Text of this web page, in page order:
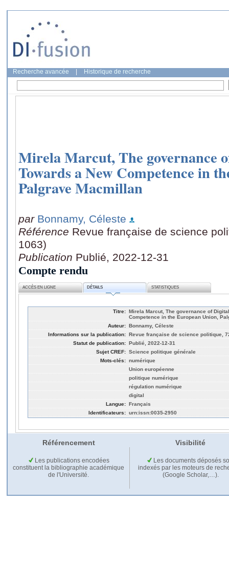
Recherche avancée Historique de recherche
Mirela Marcut, The governance
Towards a New Competence in
Palgrave Macmillan
par Bonnamy, Céleste
Référence Revue française de science
1063)
Publication Publié, 2022-12-31
Compte rendu
ACCÈS EN LIGNE DÉTAILS STATISTIQUES
Titre: Mirela Marcut, The governance of
Competence in the European Union,
Auteur: Bonnamy, Céleste
Informations sur la publication: Revue française de science politique,
Statut de publication: Publié, 2022-12-31
Sujet CREF: Science politique générale
Mots-clés: numérique
Union européenne
politique numérique
régulation numérique
digital
Langue: Français
Identificateurs: urn:issn:0035-2950
Référencement Visibilité
Les publications encodées
constituent la bibliographie académique
de l'Université.
Les documents déposés
indexés par les moteurs de
(Google Scholar,…).